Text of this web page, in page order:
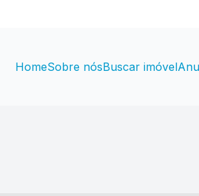
HomeSobre nósBuscar imóvel